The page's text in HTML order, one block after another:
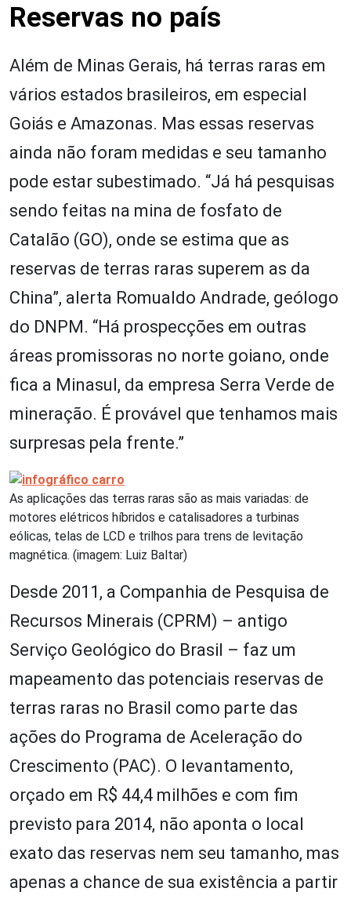
Reservas no país
Além de Minas Gerais, há terras raras em
vários estados brasileiros, em especial
Goiás e Amazonas. Mas essas reservas
ainda não foram medidas e seu tamanho
pode estar subestimado. “Já há pesquisas
sendo feitas na mina de fosfato de
Catalão (GO), onde se estima que as
reservas de terras raras superem as da
China”, alerta Romualdo Andrade, geólogo
do DNPM. “Há prospecções em outras
áreas promissoras no norte goiano, onde
fica a Minasul, da empresa Serra Verde de
mineração. É provável que tenhamos mais
surpresas pela frente.”
As aplicações das terras raras são as mais variadas: de
motores elétricos híbridos e catalisadores a turbinas
eólicas, telas de LCD e trilhos para trens de levitação
magnética. (imagem: Luiz Baltar)
Desde 2011, a Companhia de Pesquisa de
Recursos Minerais (CPRM) – antigo
Serviço Geológico do Brasil – faz um
mapeamento das potenciais reservas de
terras raras no Brasil como parte das
ações do Programa de Aceleração do
Crescimento (PAC). O levantamento,
orçado em R$ 44,4 milhões e com fim
previsto para 2014, não aponta o local
exato das reservas nem seu tamanho, mas
apenas a chance de sua existência a partir